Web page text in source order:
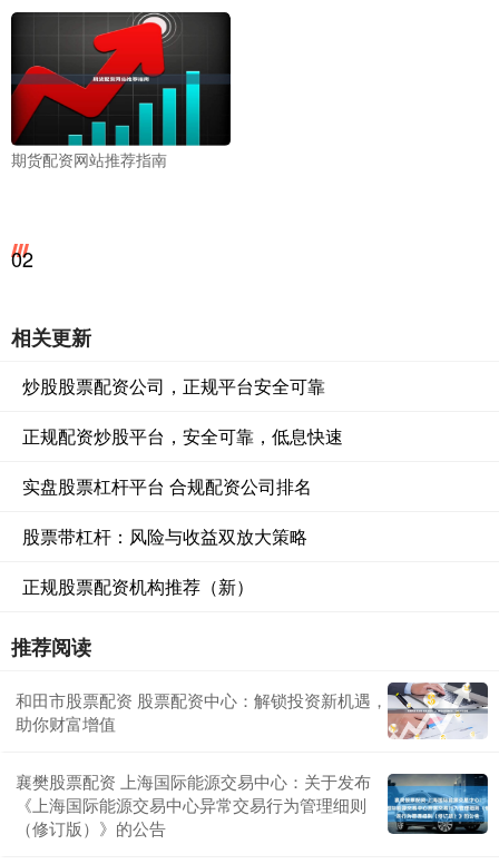
期货配资网站推荐指南
02
相关更新
炒股股票配资公司，正规平台安全可靠
正规配资炒股平台，安全可靠，低息快速
实盘股票杠杆平台 合规配资公司排名
股票带杠杆：风险与收益双放大策略
正规股票配资机构推荐（新）
推荐阅读
和田市股票配资 股票配资中心：解锁投资新机遇，
助你财富增值
襄樊股票配资 上海国际能源交易中心：关于发布
《上海国际能源交易中心异常交易行为管理细则
（修订版）》的公告